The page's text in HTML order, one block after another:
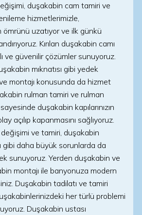
duşakabin cam tamiri ve
hizmetlerimizle,
uzatıyor ve ilk günkü
Kırılan duşakabin camı
ve güvenilir çözümler sunuyoruz.
mıknatısı gibi yedek
montajı konusunda da hizmet
rulman tamiri ve rulman
duşakabin kapılarınızın
açılıp kapanmasını sağlıyoruz.
ve tamiri, duşakabin
gibi daha büyük sorunlarda da
sunuyoruz. Yerden duşakabin ve
montajı ile banyonuza modern
Duşakabin tadilatı ve tamiri
her türlü problemi
Duşakabin ustası